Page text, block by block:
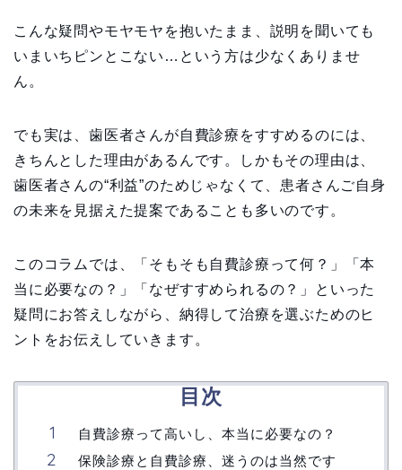
こんな疑問やモヤモヤを抱いたまま、説明を聞いても
いまいちピンとこない…という方は少なくありませ
ん。
でも実は、歯医者さんが自費診療をすすめるのには、
きちんとした理由があるんです。しかもその理由は、
歯医者さんの“利益”のためじゃなくて、患者さんご自身
の未来を見据えた提案であることも多いのです。
このコラムでは、「そもそも自費診療って何？」「本
当に必要なの？」「なぜすすめられるの？」といった
疑問にお答えしながら、納得して治療を選ぶためのヒ
ントをお伝えしていきます。
目次
自費診療って高いし、本当に必要なの？
保険診療と自費診療、迷うのは当然です